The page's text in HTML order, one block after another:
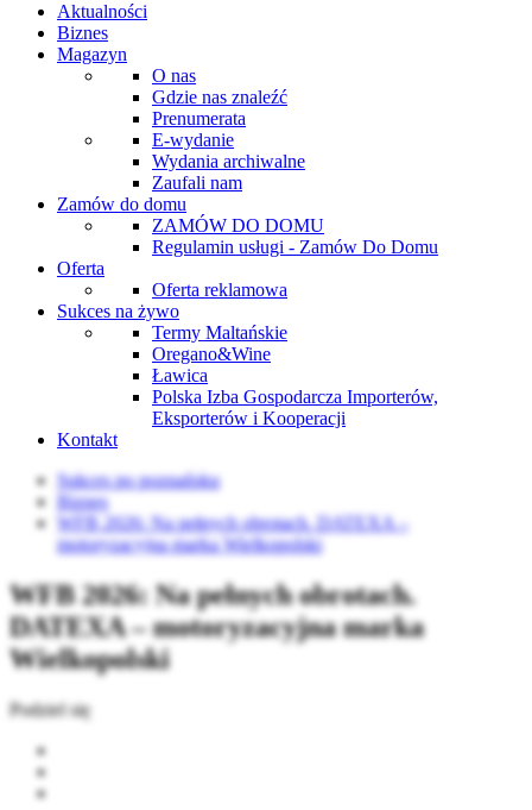
Aktualności
Biznes
Magazyn
O nas
Gdzie nas znaleźć
Prenumerata
E-wydanie
Wydania archiwalne
Zaufali nam
Zamów do domu
ZAMÓW DO DOMU
Regulamin usługi - Zamów Do Domu
Oferta
Oferta reklamowa
Sukces na żywo
Termy Maltańskie
Oregano&Wine
Ławica
Polska Izba Gospodarcza Importerów,
Eksporterów i Kooperacji
Kontakt
Sukces po poznańsku
Biznes
WFB 2026: Na pełnych obrotach. DATEXA –
motoryzacyjna marka Wielkopolski
WFB 2026: Na pełnych obrotach.
DATEXA – motoryzacyjna marka
Wielkopolski
Podziel się